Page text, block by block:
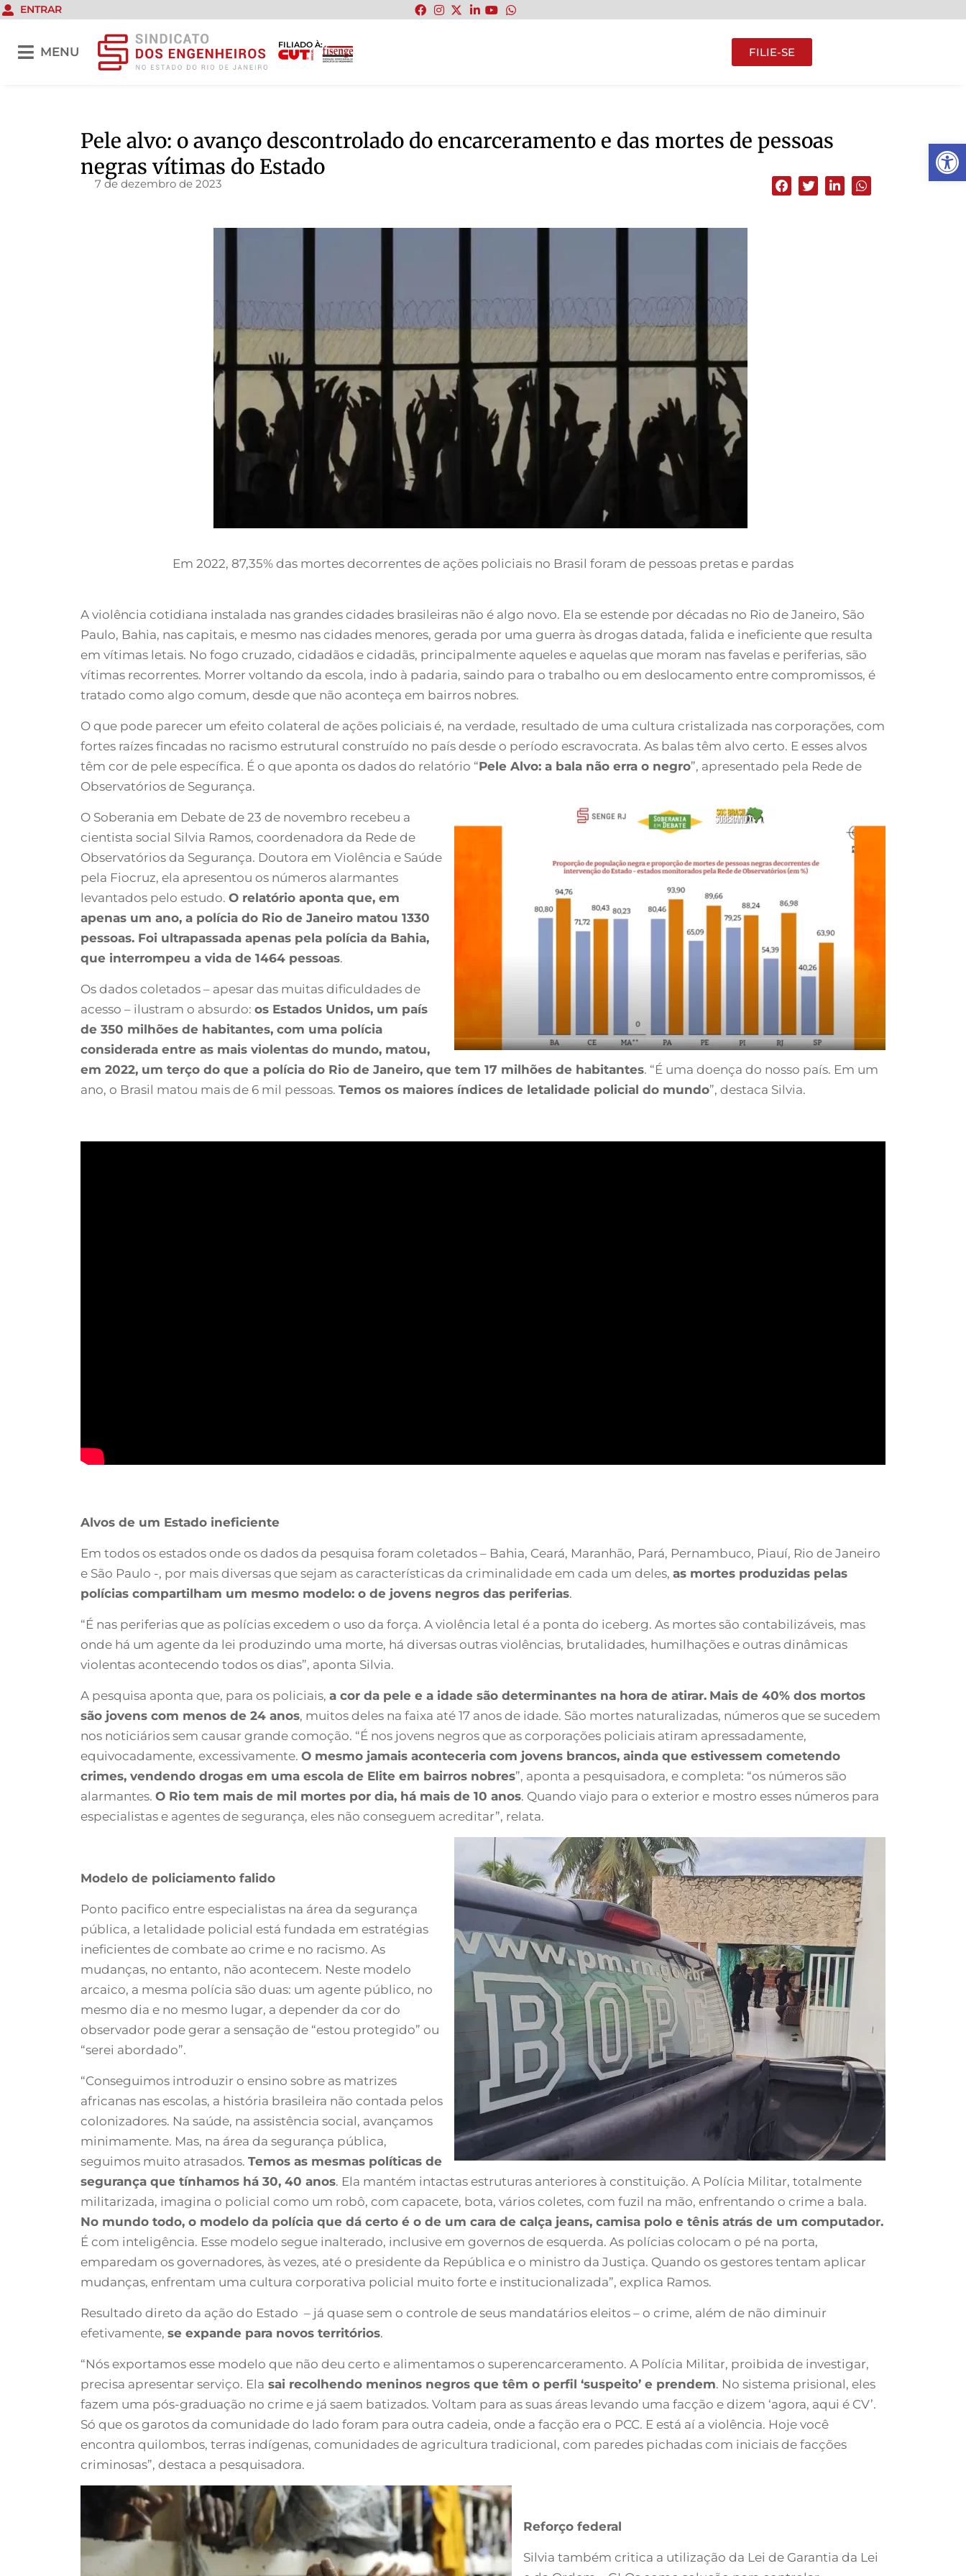
Abrir
ENTRAR
MENU
FILIADO À:
FILIE-SE
Pele alvo: o avanço descontrolado do encarceramento e das mortes de pessoas
negras vítimas do Estado
7 de dezembro de 2023
Em 2022, 87,35% das mortes decorrentes de ações policiais no Brasil foram de pessoas pretas e pardas
A violência cotidiana instalada nas grandes cidades brasileiras não é algo novo. Ela se estende por décadas no Rio de Janeiro, São
Paulo, Bahia, nas capitais, e mesmo nas cidades menores, gerada por uma guerra às drogas datada, falida e ineficiente que resulta
em vítimas letais. No fogo cruzado, cidadãos e cidadãs, principalmente aqueles e aquelas que moram nas favelas e periferias, são
vítimas recorrentes. Morrer voltando da escola, indo à padaria, saindo para o trabalho ou em deslocamento entre compromissos, é
tratado como algo comum, desde que não aconteça em bairros nobres.
O que pode parecer um efeito colateral de ações policiais é, na verdade, resultado de uma cultura cristalizada nas corporações, com
fortes raízes fincadas no racismo estrutural construído no país desde o período escravocrata. As balas têm alvo certo. E esses alvos
têm cor de pele específica. É o que aponta os dados do relatório “Pele Alvo: a bala não erra o negro”, apresentado pela Rede de
Observatórios de Segurança.
O Soberania em Debate de 23 de novembro recebeu a
cientista social Silvia Ramos, coordenadora da Rede de
Observatórios da Segurança. Doutora em Violência e Saúde
pela Fiocruz, ela apresentou os números alarmantes
levantados pelo estudo. O relatório aponta que, em
apenas um ano, a polícia do Rio de Janeiro matou 1330
pessoas. Foi ultrapassada apenas pela polícia da Bahia,
que interrompeu a vida de 1464 pessoas.
Os dados coletados – apesar das muitas dificuldades de
acesso – ilustram o absurdo: os Estados Unidos, um país
de 350 milhões de habitantes, com uma polícia
considerada entre as mais violentas do mundo, matou,
em 2022, um terço do que a polícia do Rio de Janeiro, que tem 17 milhões de habitantes. “É uma doença do nosso país. Em um
ano, o Brasil matou mais de 6 mil pessoas. Temos os maiores índices de letalidade policial do mundo”, destaca Silvia.
Alvos de um Estado ineficiente
Em todos os estados onde os dados da pesquisa foram coletados – Bahia, Ceará, Maranhão, Pará, Pernambuco, Piauí, Rio de Janeiro
e São Paulo -, por mais diversas que sejam as características da criminalidade em cada um deles, as mortes produzidas pelas
polícias compartilham um mesmo modelo: o de jovens negros das periferias.
“É nas periferias que as polícias excedem o uso da força. A violência letal é a ponta do iceberg. As mortes são contabilizáveis, mas
onde há um agente da lei produzindo uma morte, há diversas outras violências, brutalidades, humilhações e outras dinâmicas
violentas acontecendo todos os dias”, aponta Silvia.
A pesquisa aponta que, para os policiais, a cor da pele e a idade são determinantes na hora de atirar. Mais de 40% dos mortos
são jovens com menos de 24 anos, muitos deles na faixa até 17 anos de idade. São mortes naturalizadas, números que se sucedem
nos noticiários sem causar grande comoção. “É nos jovens negros que as corporações policiais atiram apressadamente,
equivocadamente, excessivamente. O mesmo jamais aconteceria com jovens brancos, ainda que estivessem cometendo
crimes, vendendo drogas em uma escola de Elite em bairros nobres”, aponta a pesquisadora, e completa: “os números são
alarmantes. O Rio tem mais de mil mortes por dia, há mais de 10 anos. Quando viajo para o exterior e mostro esses números para
especialistas e agentes de segurança, eles não conseguem acreditar”, relata.
Modelo de policiamento falido
Ponto pacifico entre especialistas na área da segurança
pública, a letalidade policial está fundada em estratégias
ineficientes de combate ao crime e no racismo. As
mudanças, no entanto, não acontecem. Neste modelo
arcaico, a mesma polícia são duas: um agente público, no
mesmo dia e no mesmo lugar, a depender da cor do
observador pode gerar a sensação de “estou protegido” ou
“serei abordado”.
“Conseguimos introduzir o ensino sobre as matrizes
africanas nas escolas, a história brasileira não contada pelos
colonizadores. Na saúde, na assistência social, avançamos
minimamente. Mas, na área da segurança pública,
seguimos muito atrasados. Temos as mesmas políticas de
segurança que tínhamos há 30, 40 anos. Ela mantém intactas estruturas anteriores à constituição. A Polícia Militar, totalmente
militarizada, imagina o policial como um robô, com capacete, bota, vários coletes, com fuzil na mão, enfrentando o crime a bala.
No mundo todo, o modelo da polícia que dá certo é o de um cara de calça jeans, camisa polo e tênis atrás de um computador.
É com inteligência. Esse modelo segue inalterado, inclusive em governos de esquerda. As polícias colocam o pé na porta,
emparedam os governadores, às vezes, até o presidente da República e o ministro da Justiça. Quando os gestores tentam aplicar
mudanças, enfrentam uma cultura corporativa policial muito forte e institucionalizada”, explica Ramos.
Resultado direto da ação do Estado – já quase sem o controle de seus mandatários eleitos – o crime, além de não diminuir
efetivamente, se expande para novos territórios.
“Nós exportamos esse modelo que não deu certo e alimentamos o superencarceramento. A Polícia Militar, proibida de investigar,
precisa apresentar serviço. Ela sai recolhendo meninos negros que têm o perfil ‘suspeito’ e prendem. No sistema prisional, eles
fazem uma pós-graduação no crime e já saem batizados. Voltam para as suas áreas levando uma facção e dizem ‘agora, aqui é CV’.
Só que os garotos da comunidade do lado foram para outra cadeia, onde a facção era o PCC. E está aí a violência. Hoje você
encontra quilombos, terras indígenas, comunidades de agricultura tradicional, com paredes pichadas com iniciais de facções
criminosas”, destaca a pesquisadora.
Reforço federal
Silvia também critica a utilização da Lei de Garantia da Lei